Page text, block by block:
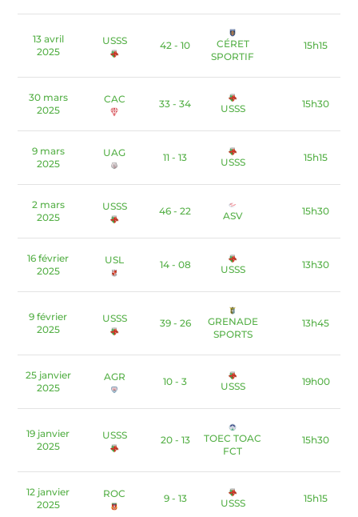
13 avril
2025
USSS 42 - 10
CÉRET
SPORTIF
15h15
30 mars
2025
CAC 33 - 34 USSS 15h30
9 mars
2025
UAG 11 - 13 USSS 15h15
2 mars
2025
USSS 46 - 22 ASV 15h30
16 février
2025
USL 14 - 08 USSS 13h30
9 février
2025
USSS 39 - 26
GRENADE
SPORTS
13h45
25 janvier
2025
AGR 10 - 3 USSS 19h00
19 janvier
2025
USSS 20 - 13
TOEC TOAC
FCT
15h30
12 janvier
2025
ROC 9 - 13 USSS 15h15